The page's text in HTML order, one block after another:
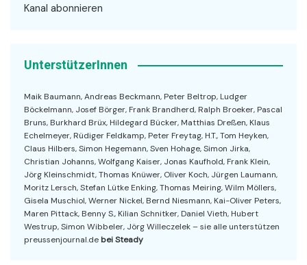
Kanal abonnieren
UnterstützerInnen
Maik Baumann, Andreas Beckmann, Peter Beltrop, Ludger
Böckelmann, Josef Börger, Frank Brandherd, Ralph Broeker, Pascal
Bruns, Burkhard Brüx, Hildegard Bücker, Matthias Dreßen, Klaus
Echelmeyer, Rüdiger Feldkamp, Peter Freytag, H.T., Tom Heyken,
Claus Hilbers, Simon Hegemann, Sven Hohage, Simon Jirka,
Christian Johanns, Wolfgang Kaiser, Jonas Kaufhold, Frank Klein,
Jörg Kleinschmidt, Thomas Knüwer, Oliver Koch, Jürgen Laumann,
Moritz Lersch, Stefan Lütke Enking, Thomas Meiring, Wilm Möllers,
Gisela Muschiol, Werner Nickel, Bernd Niesmann, Kai-Oliver Peters,
Maren Pittack, Benny S., Kilian Schnitker, Daniel Vieth, Hubert
Westrup, Simon Wibbeler, Jörg Willeczelek – sie alle unterstützen
preussenjournal.de bei Steady